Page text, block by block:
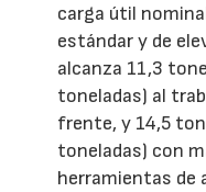
carga útil
estándar y de
alcanza 11,3
toneladas) al
frente, y 14,5
toneladas) con
herramientas de